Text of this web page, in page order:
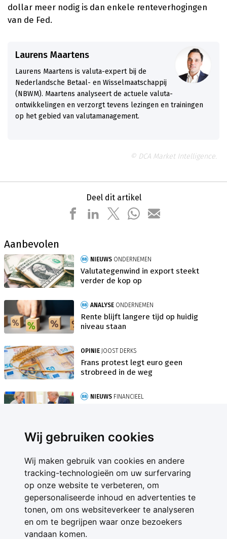
Wij gebruiken cookies
Wij maken gebruik van cookies en andere
tracking-technologieën om uw surfervaring
op onze website te verbeteren, om
gepersonaliseerde inhoud en advertenties te
tonen, om ons websiteverkeer te analyseren
en om te begrijpen waar onze bezoekers
vandaan komen.
dollar meer nodig is dan enkele renteverhogingen
van de Fed.
Laurens Maartens
Laurens Maartens is valuta-expert bij de
Nederlandsche Betaal- en Wisselmaatschappij
(NBWM). Maartens analyseert de actuele valuta-
ontwikkelingen en verzorgt tevens lezingen en trainingen
op het gebied van valutamanagement.
© DCA Market Intelligence.
Deel dit artikel
Aanbevolen
NIEUWS ONDERNEMEN
Valutategenwind in export steekt
verder de kop op
ANALYSE ONDERNEMEN
Rente blijft langere tijd op huidig
niveau staan
OPINIE JOOST DERKS
Frans protest legt euro geen
strobreed in de weg
NIEUWS FINANCIEEL
Contact
Feedback
Nieuwsbrief